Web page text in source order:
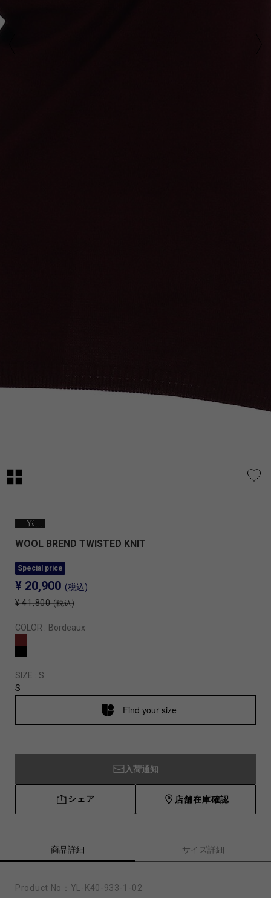
WOOL BREND TWISTED KNIT
Special price
¥ 20,900 (税込)
¥ 41,800 (税込)
COLOR : Bordeaux
SIZE : S
S
Find your size
入荷通知
シェア 店舗在庫確認
商品詳細 サイズ詳細
Product No： YL-K40-933-1-02